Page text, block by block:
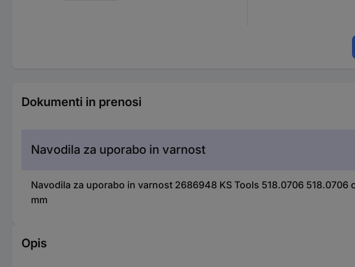
Dokumenti in prenosi
Navodila za uporabo in varnost
Navodila za uporabo in varnost 2686948 KS Tools 518.0706
mm
Opis